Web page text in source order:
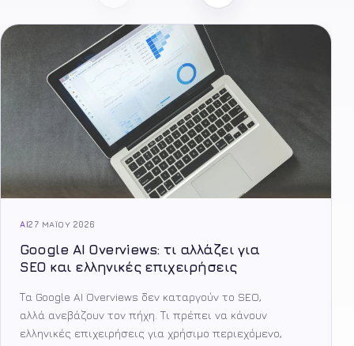
AI27 ΜΑΪ́ΟΥ 2026
Google AI Overviews: τι αλλάζει για
SEO και ελληνικές επιχειρήσεις
Τα Google AI Overviews δεν καταργούν το SEO,
αλλά ανεβάζουν τον πήχη. Τι πρέπει να κάνουν
ελληνικές επιχειρήσεις για χρήσιμο περιεχόμενο,